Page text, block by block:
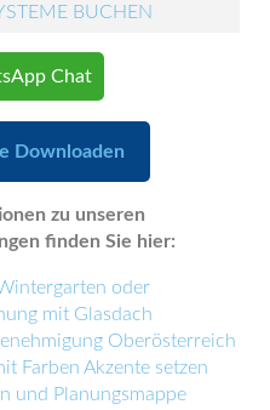
BUCHEN
Chat
Downloaden
zu unseren
finden Sie hier:
oder
mit Glasdach
Oberösterreich
Farben Akzente setzen
und Planungsmappe